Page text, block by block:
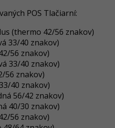
POS Tlačiarní:
(thermo 42/56 znakov)
33/40 znakov)
56 znakov)
33/40 znakov)
56 znakov)
40 znakov)
56/42 znakov)
40/30 znakov)
56 znakov)